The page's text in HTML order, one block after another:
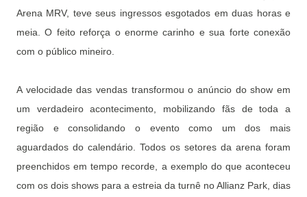
Arena MRV, teve seus ingressos esgotados em duas horas e
meia. O feito reforça o enorme carinho e sua forte conexão
com o público mineiro.
A velocidade das vendas transformou o anúncio do show em
um verdadeiro acontecimento, mobilizando fãs de toda a
região e consolidando o evento como um dos mais
aguardados do calendário. Todos os setores da arena foram
preenchidos em tempo recorde, a exemplo do que aconteceu
com os dois shows para a estreia da turnê no Allianz Park, dias